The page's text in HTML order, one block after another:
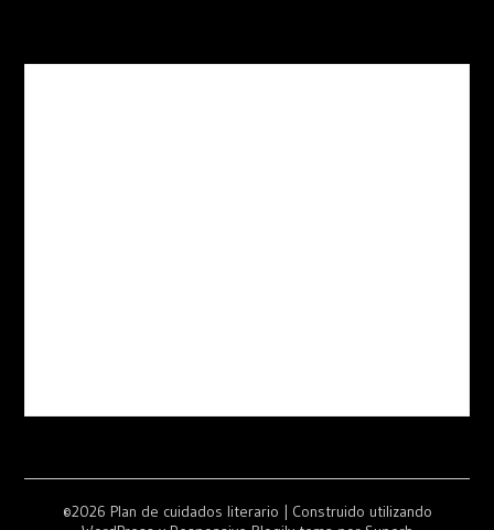
©2026 Plan de cuidados literario | Construido utilizando